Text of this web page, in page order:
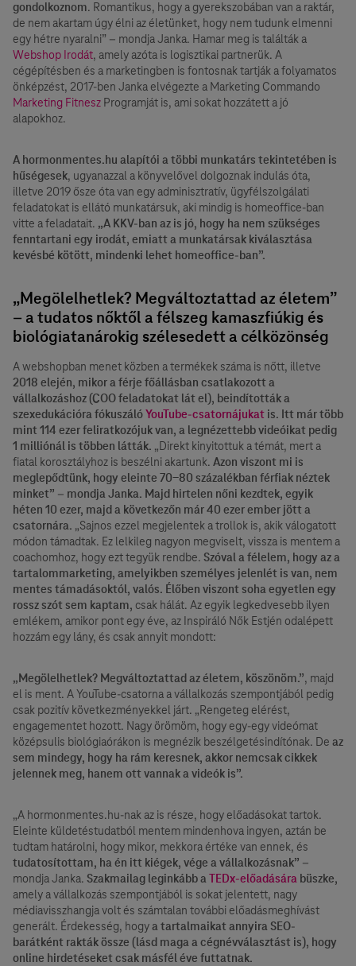
gondolkoznom. Romantikus, hogy a gyerekszobában van a raktár,
de nem akartam úgy élni az életünket, hogy nem tudunk elmenni
egy hétre nyaralni” – mondja Janka. Hamar meg is találták a
Webshop Irodát, amely azóta is logisztikai partnerük. A
cégépítésben és a marketingben is fontosnak tartják a folyamatos
önképzést, 2017-ben Janka elvégezte a Marketing Commando
Marketing Fitnesz Programját is, ami sokat hozzátett a jó
alapokhoz.
A hormonmentes.hu alapítói a többi munkatárs tekintetében is
hűségesek, ugyanazzal a könyvelővel dolgoznak indulás óta,
illetve 2019 ősze óta van egy adminisztratív, ügyfélszolgálati
feladatokat is ellátó munkatársuk, aki mindig is homeoffice-ban
vitte a feladatait. „A KKV-ban az is jó, hogy ha nem szükséges
fenntartani egy irodát, emiatt a munkatársak kiválasztása
kevésbé kötött, mindenki lehet homeoffice-ban”.
„Megölelhetlek? Megváltoztattad az életem”
– a tudatos nőktől a félszeg kamaszfiúkig és
biológiatanárokig szélesedett a célközönség
A webshopban menet közben a termékek száma is nőtt, illetve
2018 elején, mikor a férje főállásban csatlakozott a
vállalkozáshoz (COO feladatokat lát el), beindították a
szexedukációra fókuszálóYouTube-csatornájukat is. Itt már több
mint 114 ezer feliratkozójuk van, a legnézettebb videóikat pedig
1 milliónál is többen látták. „Direkt kinyitottuk a témát, mert a
fiatal korosztályhoz is beszélni akartunk. Azon viszont mi is
meglepődtünk, hogy eleinte 70-80 százalékban férfiak néztek
minket” – mondja Janka. Majd hirtelen nőni kezdtek, egyik
héten 10 ezer, majd a következőn már 40 ezer ember jött a
csatornára. „Sajnos ezzel megjelentek a trollok is, akik válogatott
módon támadtak. Ez lelkileg nagyon megviselt, vissza is mentem a
coachomhoz, hogy ezt tegyük rendbe. Szóval a félelem, hogy az a
tartalommarketing, amelyikben személyes jelenlét is van, nem
mentes támadásoktól, valós. Élőben viszont soha egyetlen egy
rossz szót sem kaptam, csak hálát. Az egyik legkedvesebb ilyen
emlékem, amikor pont egy éve, az Inspiráló Nők Estjén odalépett
hozzám egy lány, és csak annyit mondott:
„Megölelhetlek? Megváltoztattad az életem, köszönöm.”, majd
el is ment. A YouTube-csatorna a vállalkozás szempontjából pedig
csak pozitív következményekkel járt. „Rengeteg elérést,
engagementet hozott. Nagy örömöm, hogy egy-egy videómat
középsulis biológiaórákon is megnézik beszélgetésindítónak. De az
sem mindegy, hogy ha rám keresnek, akkor nemcsak cikkek
jelennek meg, hanem ott vannak a videók is”.
„A hormonmentes.hu-nak az is része, hogy előadásokat tartok.
Eleinte küldetéstudatból mentem mindenhova ingyen, aztán be
tudtam határolni, hogy mikor, mekkora értéke van ennek, és
tudatosítottam, ha én itt kiégek, vége a vállalkozásnak” –
mondja Janka. Szakmailag leginkább a TEDx-előadására büszke,
amely a vállalkozás szempontjából is sokat jelentett, nagy
médiavisszhangja volt és számtalan további előadásmeghívást
generált. Érdekesség, hogya tartalmaikat annyira SEO-
barátként rakták össze (lásd maga a cégnévválasztást is), hogy
online hirdetéseket csak másfél éve futtatnak.